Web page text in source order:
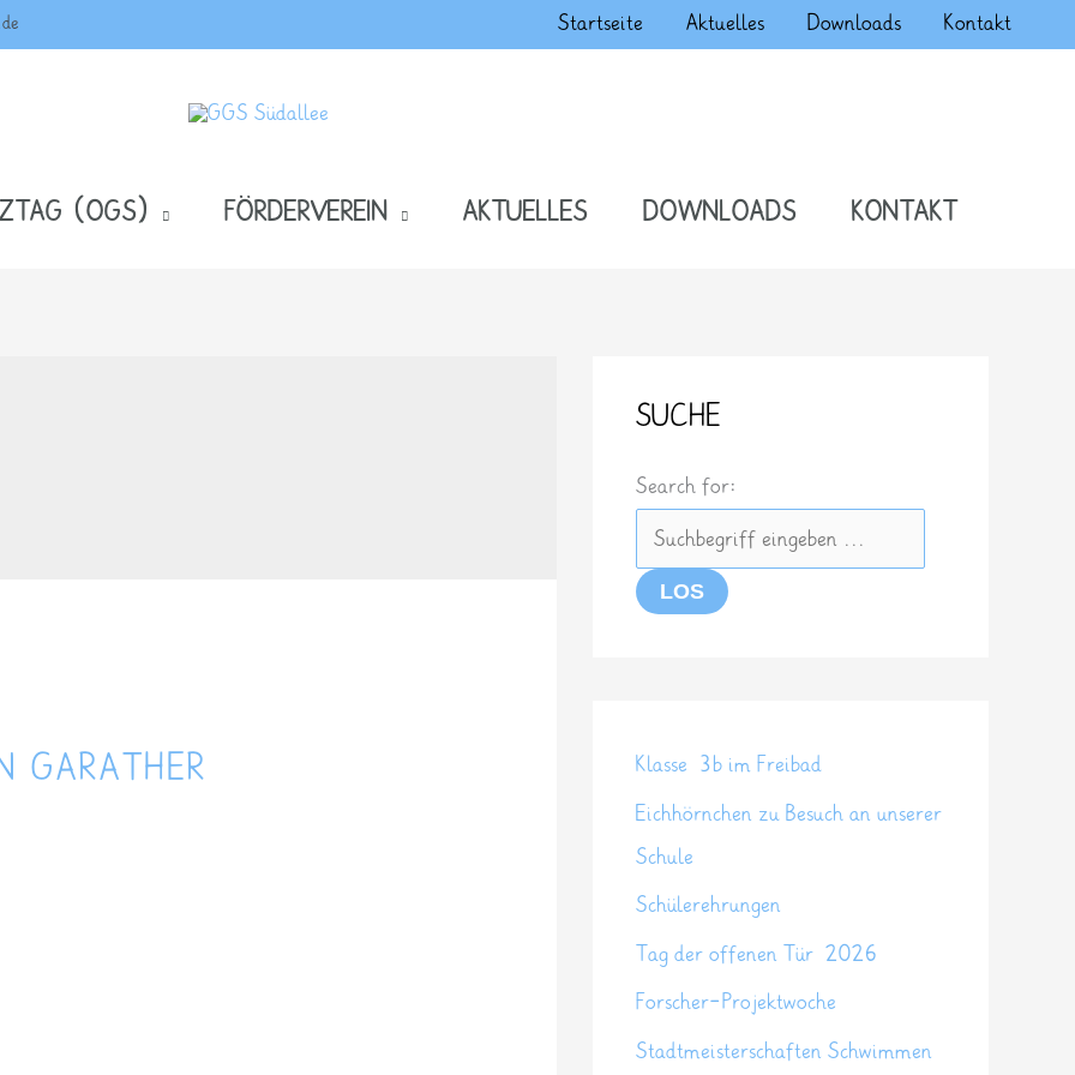
Startseite Aktuelles Downloads Kontakt
(OGS) FÖRDERVEREIN AKTUELLES DOWNLOADS KONTAKT
GARATHER
SUCHE
Search for:
Klasse 3b im Freibad
Eichhörnchen zu Besuch an unserer
Schule
Schülerehrungen
Tag der offenen Tür 2026
Forscher-Projektwoche
Stadtmeisterschaften Schwimmen